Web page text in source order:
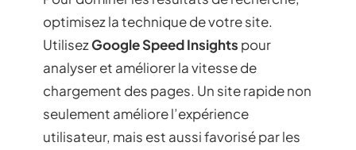
optimisez la technique de votre site.
UtilisezGoogle Speed Insights pour
analyser et améliorer la vitesse de
chargement des pages. Un site rapide non
seulement améliore l’expérience
utilisateur, mais est aussi favorisé par les